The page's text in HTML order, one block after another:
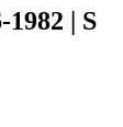
| S